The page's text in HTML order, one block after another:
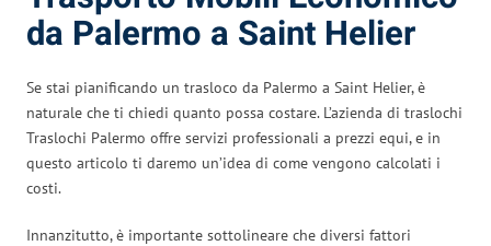
da Palermo a Saint Helier
Se stai pianificando un trasloco da Palermo a Saint Helier, è
naturale che ti chiedi quanto possa costare. L’azienda di traslochi
Traslochi Palermo offre servizi professionali a prezzi equi, e in
questo articolo ti daremo un’idea di come vengono calcolati i
costi.
Innanzitutto, è importante sottolineare che diversi fattori